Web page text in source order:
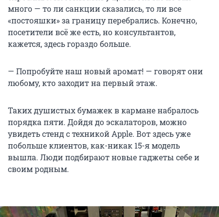
много — то ли санкции сказались, то ли все
«постояшки» за границу перебрались. Конечно,
посетители всё же есть, но консультантов,
кажется, здесь гораздо больше.
— Попробуйте наш новый аромат! — говорят они
любому, кто заходит на первый этаж.
Таких душистых бумажек в кармане набралось
порядка пяти. Дойдя до эскалаторов, можно
увидеть стенд с техникой Apple. Вот здесь уже
побольше клиентов, как-никак 15-я модель
вышла. Люди подбирают новые гаджеты себе и
своим родным.